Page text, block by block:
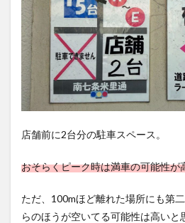
店舗前に2台分の駐車スペース。
おそらくピーク時は満車の可能性が
ただ、100mほど離れた場所にも第
らのほうが空いてる可能性は高いと